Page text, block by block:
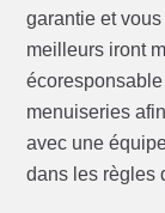
garantie et
meilleurs iront
menuiseries
avec une
dans les règles